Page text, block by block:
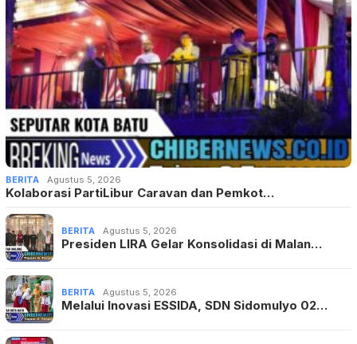
BERITA Agustus 5, 2026
Kolaborasi PartiLibur Caravan dan Pemkot…
BERITA Agustus 5, 2026
Presiden LIRA Gelar Konsolidasi di Malan…
BERITA Agustus 5, 2026
Melalui Inovasi ESSIDA, SDN Sidomulyo 02…